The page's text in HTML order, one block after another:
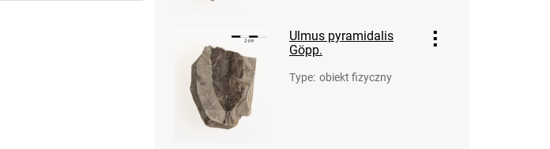
Ulmus pyramidalis
Göpp.
Type: obiekt fizyczny